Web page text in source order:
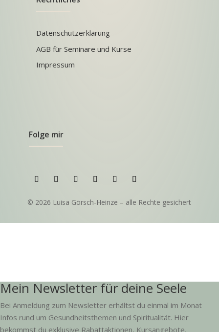
Datenschutzerklärung
AGB für Seminare und Kurse
Impressum
Folge mir
© 2026 Luisa Görsch-Heinze – alle Rechte gesichert
Mein Newsletter für deine Seele
Bei Anmeldung zum Newsletter erhältst du einmal im Monat
Infos rund um Gesundheitsthemen und Spiritualität. Hier
bekommst du exklusive Rabattaktionen, Kursangebote,